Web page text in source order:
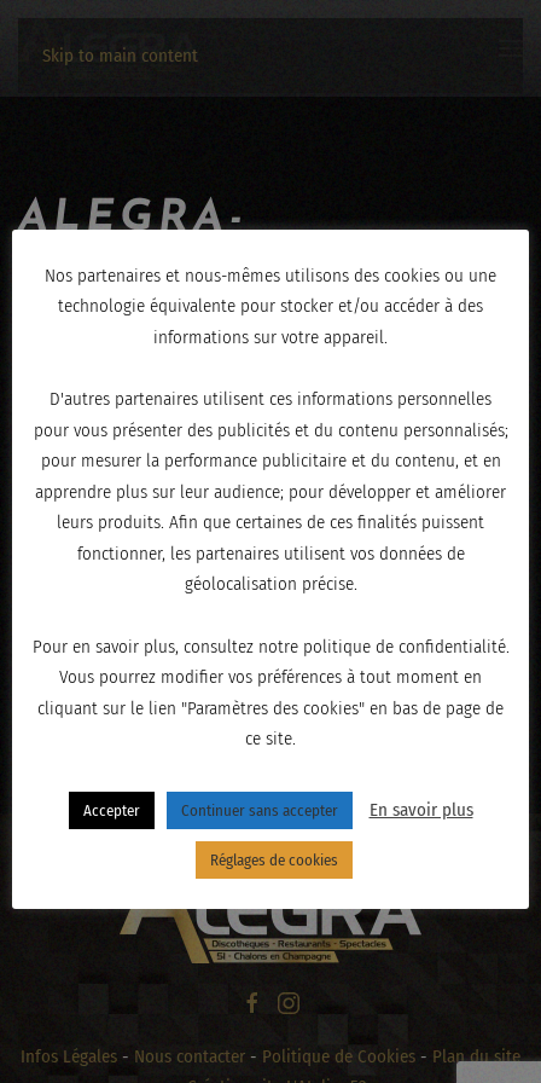
Skip to main content
ALEGRA-
JEROME_HENRY-
01032020-8834
Infos Légales - Nous contacter - Politique de Cookies - Plan du site
Nos partenaires et nous-mêmes utilisons des cookies ou une
technologie équivalente pour stocker et/ou accéder à des
informations sur votre appareil.
D'autres partenaires utilisent ces informations personnelles
pour vous présenter des publicités et du contenu personnalisés;
pour mesurer la performance publicitaire et du contenu, et en
apprendre plus sur leur audience; pour développer et améliorer
leurs produits. Afin que certaines de ces finalités puissent
fonctionner, les partenaires utilisent vos données de
géolocalisation précise.
Pour en savoir plus, consultez notre politique de confidentialité.
Vous pourrez modifier vos préférences à tout moment en
cliquant sur le lien "Paramètres des cookies" en bas de page de
ce site.
Accepter Continuer sans accepter En savoir plus
Réglages de cookies